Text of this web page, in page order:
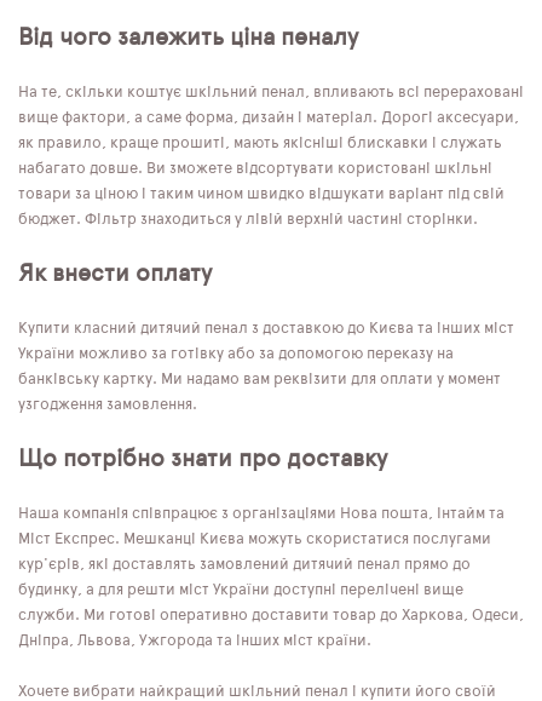
Від чого залежить ціна пеналу
На те, скільки коштує шкільний пенал, впливають всі перераховані
вище фактори, а саме форма, дизайн і матеріал. Дорогі аксесуари,
як правило, краще прошиті, мають якісніші блискавки і служать
набагато довше. Ви зможете відсортувати користовані шкільні
товари за ціною і таким чином швидко відшукати варіант під свій
бюджет. Фільтр знаходиться у лівій верхній частині сторінки.
Як внести оплату
Купити класний дитячий пенал з доставкою до Києва та інших міст
України можливо за готівку або за допомогою переказу на
банківську картку. Ми надамо вам реквізити для оплати у момент
узгодження замовлення.
Що потрібно знати про доставку
Наша компанія співпрацює з організаціями Нова пошта, Інтайм та
Міст Експрес. Мешканці Києва можуть скористатися послугами
кур'єрів, які доставлять замовлений дитячий пенал прямо до
будинку, а для решти міст України доступні перелічені вище
служби. Ми готові оперативно доставити товар до Харкова, Одеси,
Дніпра, Львова, Ужгорода та інших міст країни.
Хочете вибрати найкращий шкільний пенал і купити його своїй